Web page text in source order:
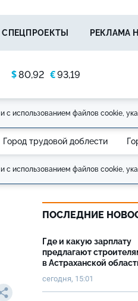
$80,92 €93,19
СПЕЦПРОЕКТЫ РЕКЛАМА
и с использованием файлов cookie,
Город трудовой доблести
и с использованием файлов cookie,
ПОСЛЕДНИЕ
Где и какую зарплату
предлагают
в Астраханской
сегодня, 15:01